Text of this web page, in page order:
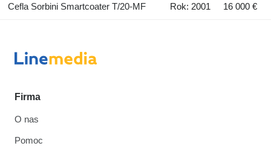
Cefla Sorbini Smartcoater T/20-MF Rok: 2001 16 000 €
Firma
O nas
Pomoc